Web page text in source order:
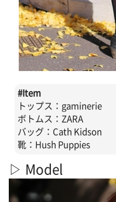
#Item
トップス：gaminerie
ボトムス：ZARA
バッグ：Cath Kidson
靴：Hush Puppies
▷ Model